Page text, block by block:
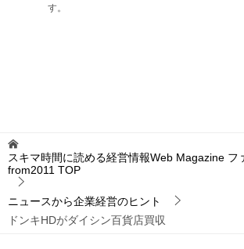
す。
スキマ時間に読める経営情報Web Magazine フ
from2011 TOP
ニュースから企業経営のヒント
ドンキHDがダイシン百貨店買収